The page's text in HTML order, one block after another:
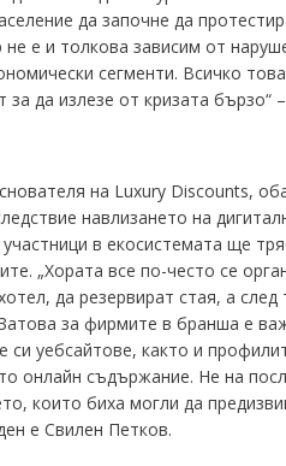
да започне да
не е и толкова зависим от
сегменти. Всичко
за да излезе от кризата
на Luxury Discounts,
навлизането на
в екосистемата ще
„Хората все по-често се
да резервират стая, а
за фирмите в бранша е
си уебсайтове, както и
онлайн съдържание. Не на
които биха могли да
е Свилен Петков.